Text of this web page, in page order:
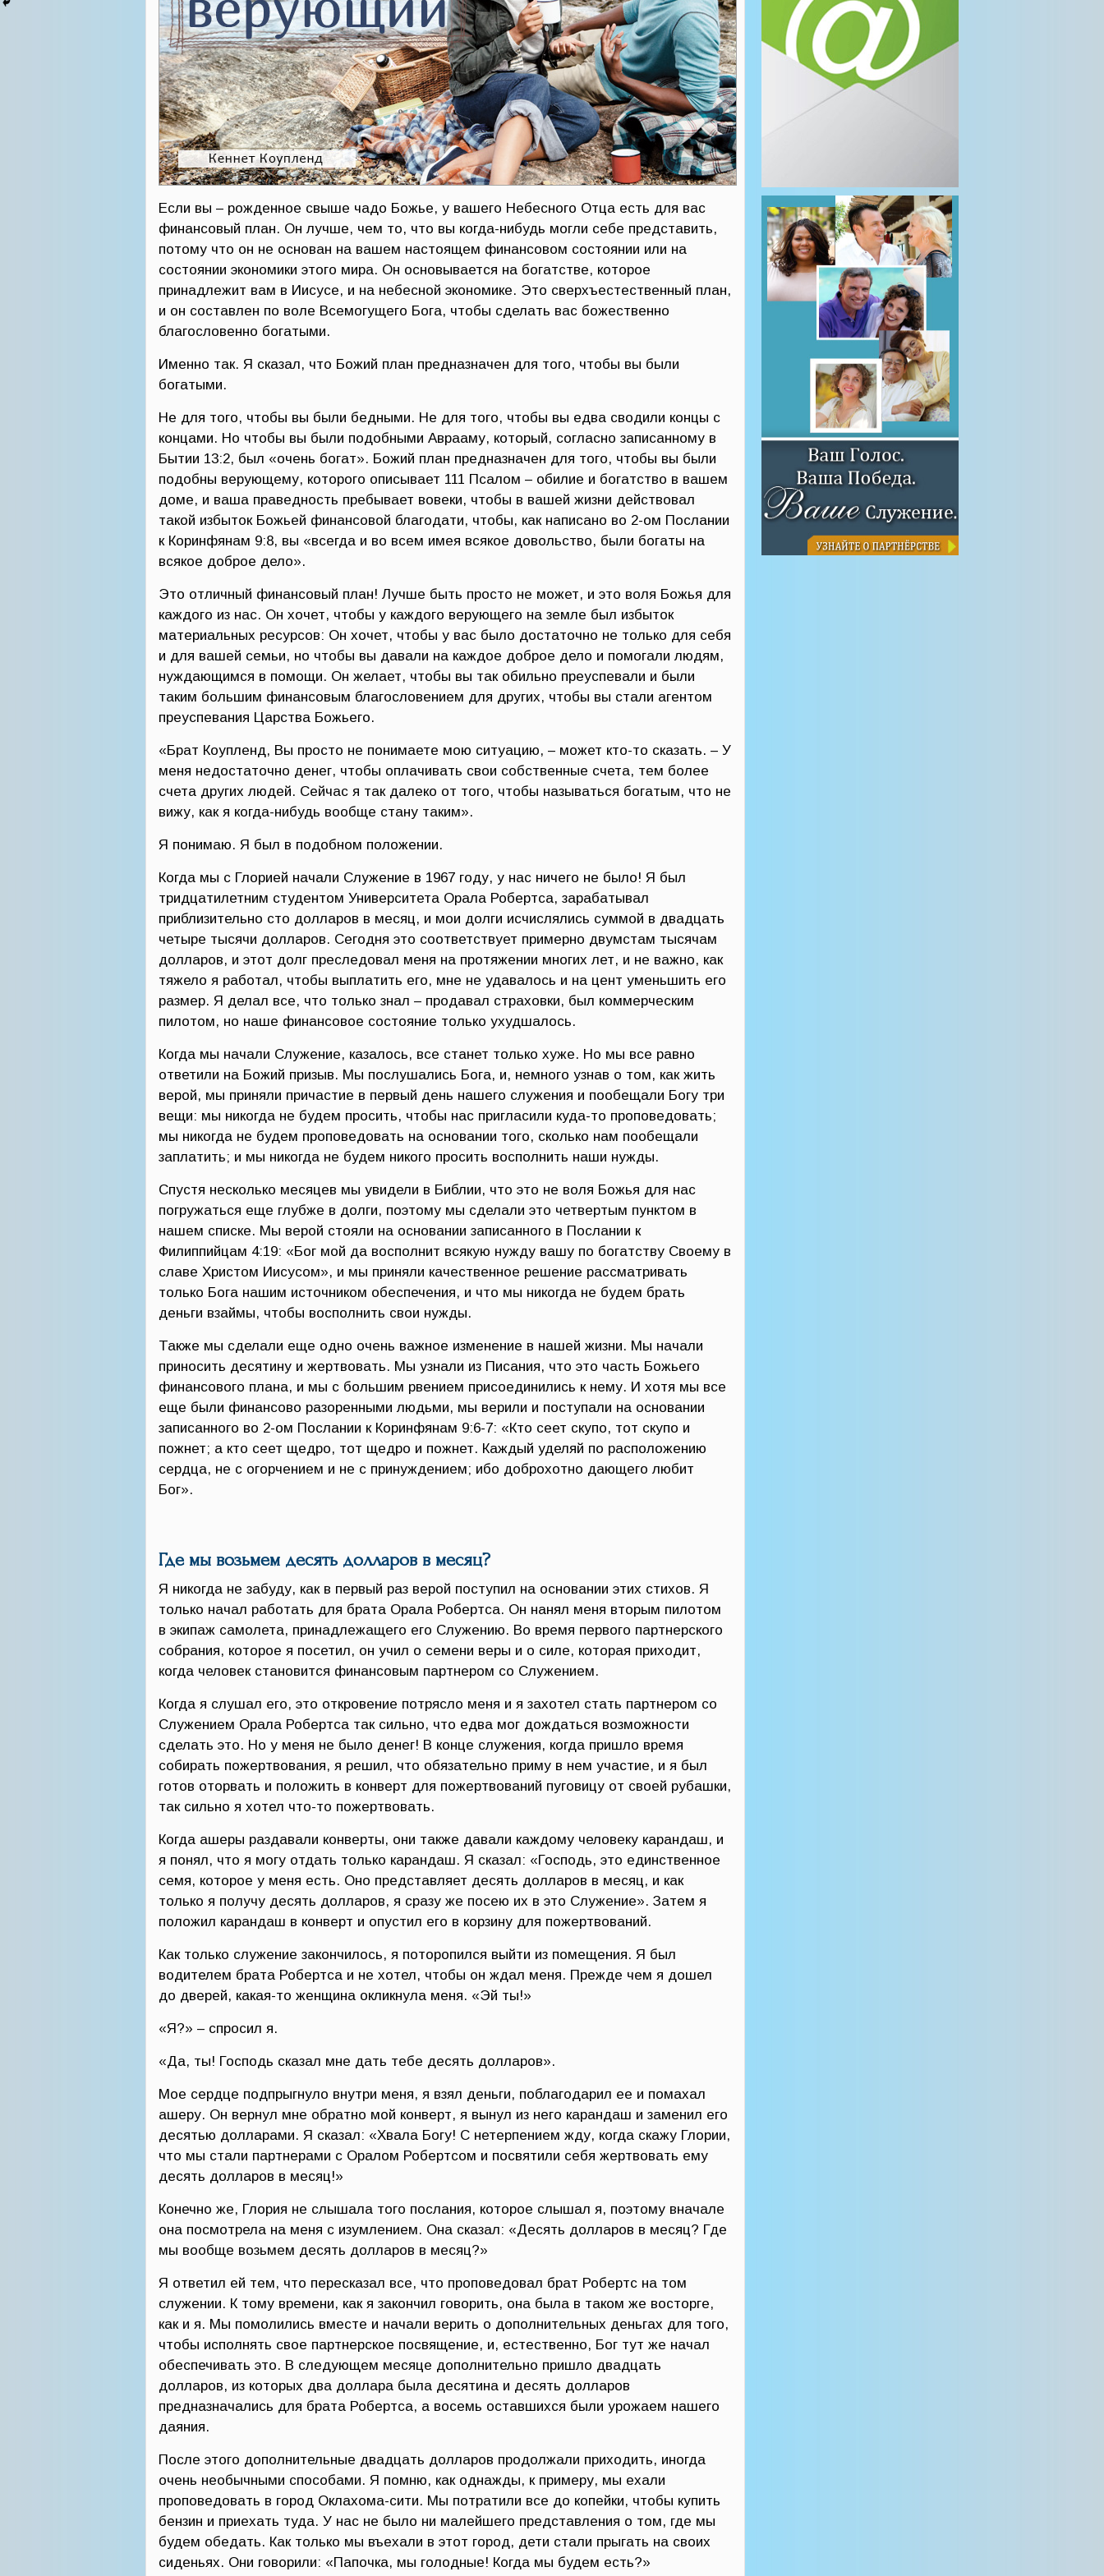
Если вы – рожденное свыше чадо Божье, у вашего Небесного Отца есть для вас
финансовый план. Он лучше, чем то, что вы когда-нибудь могли себе представить,
потому что он не основан на вашем настоящем финансовом состоянии или на
состоянии экономики этого мира. Он основывается на богатстве, которое
принадлежит вам в Иисусе, и на небесной экономике. Это сверхъестественный план,
и он составлен по воле Всемогущего Бога, чтобы сделать вас божественно
благословенно богатыми.
Именно так. Я сказал, что Божий план предназначен для того, чтобы вы были
богатыми.
Не для того, чтобы вы были бедными. Не для того, чтобы вы едва сводили концы с
концами. Но чтобы вы были подобными Аврааму, который, согласно записанному в
Бытии 13:2, был «очень богат». Божий план предназначен для того, чтобы вы были
подобны верующему, которого описывает 111 Псалом – обилие и богатство в вашем
доме, и ваша праведность пребывает вовеки, чтобы в вашей жизни действовал
такой избыток Божьей финансовой благодати, чтобы, как написано во 2-ом Послании
к Коринфянам 9:8, вы «всегда и во всем имея всякое довольство, были богаты на
всякое доброе дело».
Это отличный финансовый план! Лучше быть просто не может, и это воля Божья для
каждого из нас. Он хочет, чтобы у каждого верующего на земле был избыток
материальных ресурсов: Он хочет, чтобы у вас было достаточно не только для себя
и для вашей семьи, но чтобы вы давали на каждое доброе дело и помогали людям,
нуждающимся в помощи. Он желает, чтобы вы так обильно преуспевали и были
таким большим финансовым благословением для других, чтобы вы стали агентом
преуспевания Царства Божьего.
«Брат Коупленд, Вы просто не понимаете мою ситуацию, – может кто-то сказать. – У
меня недостаточно денег, чтобы оплачивать свои собственные счета, тем более
счета других людей. Сейчас я так далеко от того, чтобы называться богатым, что не
вижу, как я когда-нибудь вообще стану таким».
Я понимаю. Я был в подобном положении.
Когда мы с Глорией начали Служение в 1967 году, у нас ничего не было! Я был
тридцатилетним студентом Университета Орала Робертса, зарабатывал
приблизительно сто долларов в месяц, и мои долги исчислялись суммой в двадцать
четыре тысячи долларов. Сегодня это соответствует примерно двумстам тысячам
долларов, и этот долг преследовал меня на протяжении многих лет, и не важно, как
тяжело я работал, чтобы выплатить его, мне не удавалось и на цент уменьшить его
размер. Я делал все, что только знал – продавал страховки, был коммерческим
пилотом, но наше финансовое состояние только ухудшалось.
Когда мы начали Служение, казалось, все станет только хуже. Но мы все равно
ответили на Божий призыв. Мы послушались Бога, и, немного узнав о том, как жить
верой, мы приняли причастие в первый день нашего служения и пообещали Богу три
вещи: мы никогда не будем просить, чтобы нас пригласили куда-то проповедовать;
мы никогда не будем проповедовать на основании того, сколько нам пообещали
заплатить; и мы никогда не будем никого просить восполнить наши нужды.
Спустя несколько месяцев мы увидели в Библии, что это не воля Божья для нас
погружаться еще глубже в долги, поэтому мы сделали это четвертым пунктом в
нашем списке. Мы верой стояли на основании записанного в Послании к
Филиппийцам 4:19: «Бог мой да восполнит всякую нужду вашу по богатству Своему в
славе Христом Иисусом», и мы приняли качественное решение рассматривать
только Бога нашим источником обеспечения, и что мы никогда не будем брать
деньги взаймы, чтобы восполнить свои нужды.
Также мы сделали еще одно очень важное изменение в нашей жизни. Мы начали
приносить десятину и жертвовать. Мы узнали из Писания, что это часть Божьего
финансового плана, и мы с большим рвением присоединились к нему. И хотя мы все
еще были финансово разоренными людьми, мы верили и поступали на основании
записанного во 2-ом Послании к Коринфянам 9:6-7: «Кто сеет скупо, тот скупо и
пожнет; а кто сеет щедро, тот щедро и пожнет. Каждый уделяй по расположению
сердца, не с огорчением и не с принуждением; ибо доброхотно дающего любит
Бог».
Где мы возьмем десять долларов в месяц?
Я никогда не забуду, как в первый раз верой поступил на основании этих стихов. Я
только начал работать для брата Орала Робертса. Он нанял меня вторым пилотом
в экипаж самолета, принадлежащего его Служению. Во время первого партнерского
собрания, которое я посетил, он учил о семени веры и о силе, которая приходит,
когда человек становится финансовым партнером со Служением.
Когда я слушал его, это откровение потрясло меня и я захотел стать партнером со
Служением Орала Робертса так сильно, что едва мог дождаться возможности
сделать это. Но у меня не было денег! В конце служения, когда пришло время
собирать пожертвования, я решил, что обязательно приму в нем участие, и я был
готов оторвать и положить в конверт для пожертвований пуговицу от своей рубашки,
так сильно я хотел что-то пожертвовать.
Когда ашеры раздавали конверты, они также давали каждому человеку карандаш, и
я понял, что я могу отдать только карандаш. Я сказал: «Господь, это единственное
семя, которое у меня есть. Оно представляет десять долларов в месяц, и как
только я получу десять долларов, я сразу же посею их в это Служение». Затем я
положил карандаш в конверт и опустил его в корзину для пожертвований.
Как только служение закончилось, я поторопился выйти из помещения. Я был
водителем брата Робертса и не хотел, чтобы он ждал меня. Прежде чем я дошел
до дверей, какая-то женщина окликнула меня. «Эй ты!»
«Я?» – спросил я.
«Да, ты! Господь сказал мне дать тебе десять долларов».
Мое сердце подпрыгнуло внутри меня, я взял деньги, поблагодарил ее и помахал
ашеру. Он вернул мне обратно мой конверт, я вынул из него карандаш и заменил его
десятью долларами. Я сказал: «Хвала Богу! С нетерпением жду, когда скажу Глории,
что мы стали партнерами с Оралом Робертсом и посвятили себя жертвовать ему
десять долларов в месяц!»
Конечно же, Глория не слышала того послания, которое слышал я, поэтому вначале
она посмотрела на меня с изумлением. Она сказал: «Десять долларов в месяц? Где
мы вообще возьмем десять долларов в месяц?»
Я ответил ей тем, что пересказал все, что проповедовал брат Робертс на том
служении. К тому времени, как я закончил говорить, она была в таком же восторге,
как и я. Мы помолились вместе и начали верить о дополнительных деньгах для того,
чтобы исполнять свое партнерское посвящение, и, естественно, Бог тут же начал
обеспечивать это. В следующем месяце дополнительно пришло двадцать
долларов, из которых два доллара была десятина и десять долларов
предназначались для брата Робертса, а восемь оставшихся были урожаем нашего
даяния.
После этого дополнительные двадцать долларов продолжали приходить, иногда
очень необычными способами. Я помню, как однажды, к примеру, мы ехали
проповедовать в город Оклахома-сити. Мы потратили все до копейки, чтобы купить
бензин и приехать туда. У нас не было ни малейшего представления о том, где мы
будем обедать. Как только мы въехали в этот город, дети стали прыгать на своих
сиденьях. Они говорили: «Папочка, мы голодные! Когда мы будем есть?»